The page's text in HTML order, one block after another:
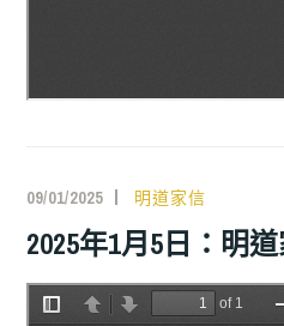
09/01/2025 明道家信
2025年1月5日：明